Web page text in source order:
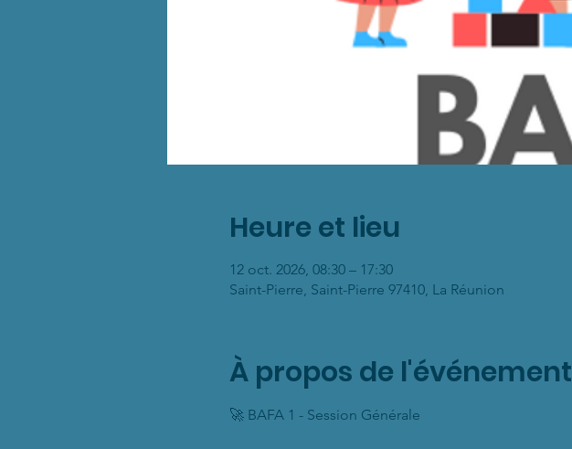
Heure et lieu
12 oct. 2026, 08:30 – 17:30
Saint-Pierre, Saint-Pierre 97410, La Réunion
À propos de l'événement
🚀 BAFA 1 - Session Générale